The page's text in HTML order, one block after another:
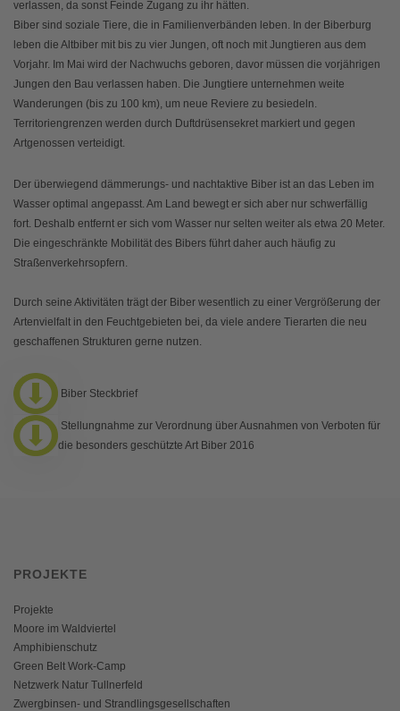
verlassen, da sonst Feinde Zugang zu ihr hätten.
Biber sind soziale Tiere, die in Familienverbänden leben. In der Biberburg
leben die Altbiber mit bis zu vier Jungen, oft noch mit Jungtieren aus dem
Vorjahr. Im Mai wird der Nachwuchs geboren, davor müssen die vorjährigen
Jungen den Bau verlassen haben. Die Jungtiere unternehmen weite
Wanderungen (bis zu 100 km), um neue Reviere zu besiedeln.
Territoriengrenzen werden durch Duftdrüsensekret markiert und gegen
Artgenossen verteidigt.
Der überwiegend dämmerungs- und nachtaktive Biber ist an das Leben im
Wasser optimal angepasst. Am Land bewegt er sich aber nur schwerfällig
fort. Deshalb entfernt er sich vom Wasser nur selten weiter als etwa 20 Meter.
Die eingeschränkte Mobilität des Bibers führt daher auch häufig zu
Straßenverkehrsopfern.
Durch seine Aktivitäten trägt der Biber wesentlich zu einer Vergrößerung der
Artenvielfalt in den Feuchtgebieten bei, da viele andere Tierarten die neu
geschaffenen Strukturen gerne nutzen.
Biber Steckbrief
Stellungnahme zur Verordnung über Ausnahmen von Verboten für
die besonders geschützte Art Biber 2016
PROJEKTE
Projekte
Moore im Waldviertel
Amphibienschutz
Green Belt Work-Camp
Netzwerk Natur Tullnerfeld
Zwergbinsen- und Strandlingsgesellschaften